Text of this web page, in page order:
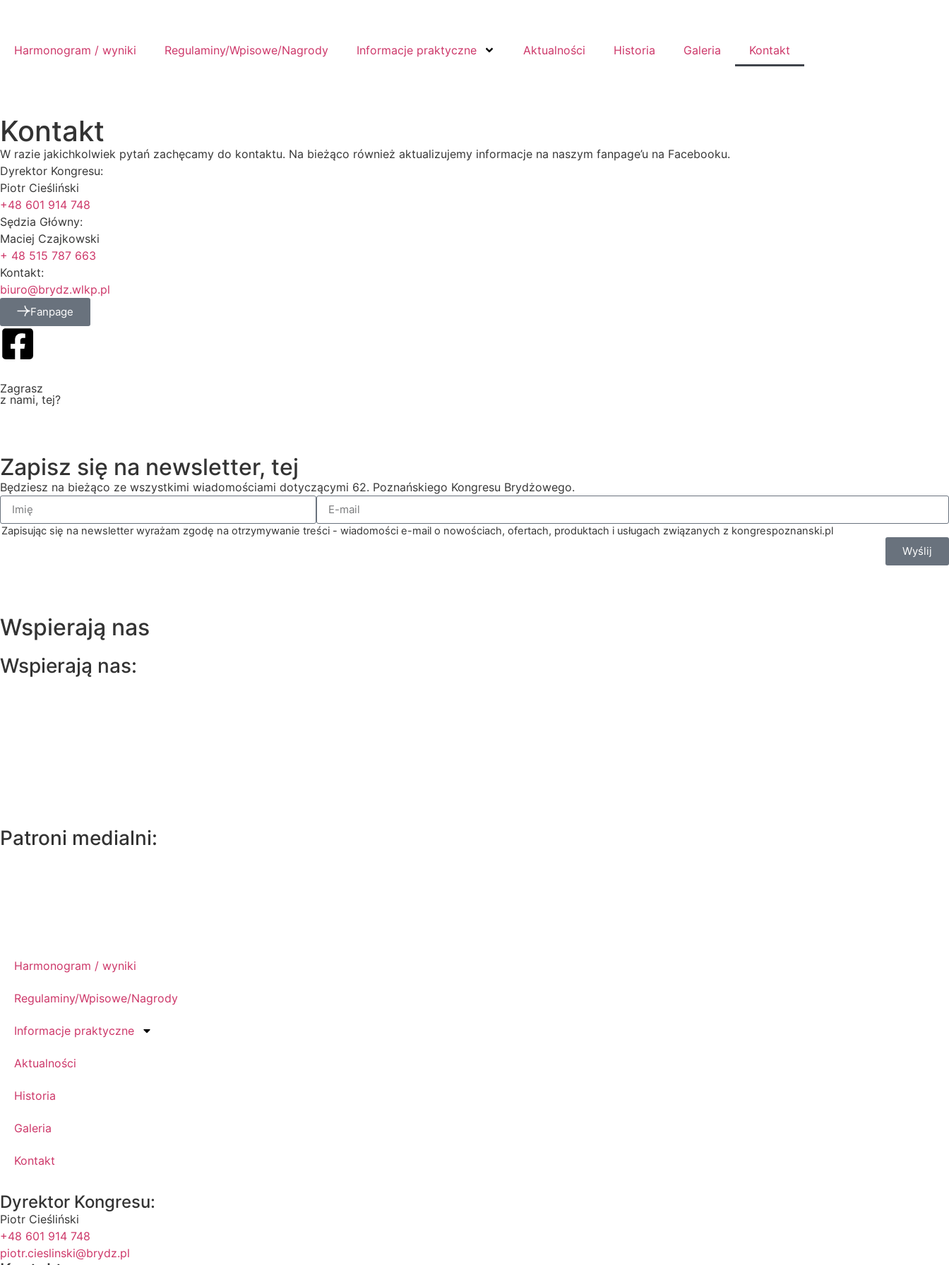
Harmonogram / wyniki Regulaminy/Wpisowe/Nagrody Informacje praktyczne Aktualności Historia Galeria Kontakt
Kontakt
W razie jakichkolwiek pytań zachęcamy do kontaktu. Na bieżąco również aktualizujemy informacje na naszym fanpage’u na Facebooku.
Dyrektor Kongresu:
Piotr Cieśliński
+48 601 914 748
Sędzia Główny:
Maciej Czajkowski
+ 48 515 787 663
Kontakt:
biuro@brydz.wlkp.pl
Fanpage
Zagrasz
z nami, tej?
Zapisz się na newsletter, tej
Będziesz na bieżąco ze wszystkimi wiadomościami dotyczącymi 62. Poznańskiego Kongresu Brydżowego.
Zapisując się na newsletter wyrażam zgodę na otrzymywanie treści - wiadomości e-mail o nowościach, ofertach, produktach i usługach związanych z kongrespoznanski.pl
Wyślij
Wspierają nas
Wspierają nas:
Patroni medialni:
Harmonogram / wyniki
Regulaminy/Wpisowe/Nagrody
Informacje praktyczne
Aktualności
Historia
Galeria
Kontakt
Dyrektor Kongresu:
Piotr Cieśliński
+48 601 914 748
piotr.cieslinski@brydz.pl